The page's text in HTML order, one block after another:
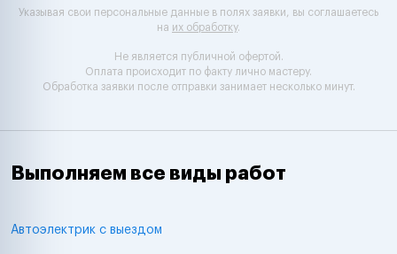
Указывая свои персональные данные в полях заявки, вы соглашаетесь
на их обработку.
Не является публичной офертой.
Оплата происходит по факту лично мастеру.
Обработка заявки после отправки занимает несколько минут.
Выполняем все виды работ
Автоэлектрик с выездом